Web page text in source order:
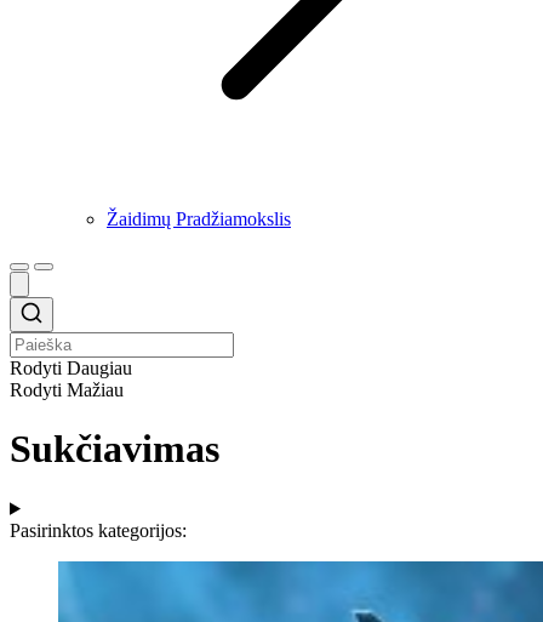
Žaidimų Pradžiamokslis
Rodyti Daugiau
Rodyti Mažiau
Sukčiavimas
Pasirinktos kategorijos: